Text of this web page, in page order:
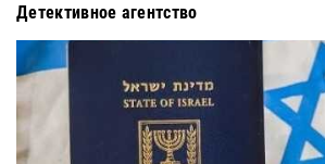
Детективное агентство